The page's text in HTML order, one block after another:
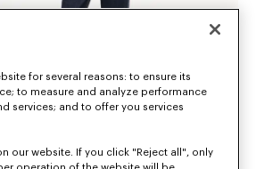
Pantalon droit 'KENZO Wildflower' en denim japonais 490 €
for several reasons: to ensure its
to measure and analyze performance
services; and to offer you services
our website. If you click "Reject all", only